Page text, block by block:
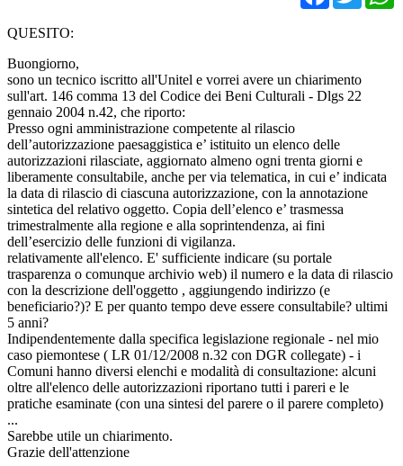
QUESITO:
Buongiorno,
sono un tecnico iscritto all'Unitel e vorrei avere un chiarimento
sull'art. 146 comma 13 del Codice dei Beni Culturali - Dlgs 22
gennaio 2004 n.42, che riporto:
Presso ogni amministrazione competente al rilascio
dell’autorizzazione paesaggistica e’ istituito un elenco delle
autorizzazioni rilasciate, aggiornato almeno ogni trenta giorni e
liberamente consultabile, anche per via telematica, in cui e’ indicata
la data di rilascio di ciascuna autorizzazione, con la annotazione
sintetica del relativo oggetto. Copia dell’elenco e’ trasmessa
trimestralmente alla regione e alla soprintendenza, ai fini
dell’esercizio delle funzioni di vigilanza.
relativamente all'elenco. E' sufficiente indicare (su portale
trasparenza o comunque archivio web) il numero e la data di rilascio
con la descrizione dell'oggetto , aggiungendo indirizzo (e
beneficiario?)? E per quanto tempo deve essere consultabile? ultimi
5 anni?
Indipendentemente dalla specifica legislazione regionale - nel mio
caso piemontese ( LR 01/12/2008 n.32 con DGR collegate) - i
Comuni hanno diversi elenchi e modalità di consultazione: alcuni
oltre all'elenco delle autorizzazioni riportano tutti i pareri e le
pratiche esaminate (con una sintesi del parere o il parere completo)
...
Sarebbe utile un chiarimento.
Grazie dell'attenzione